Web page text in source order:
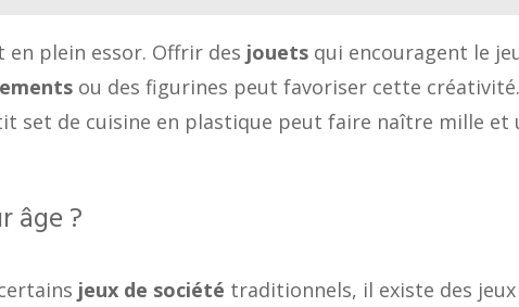
en plein essor. Offrir des jouets qui encouragent le
ou des figurines peut favoriser cette
set de cuisine en plastique peut faire naître mille et
âge ?
jeux de société traditionnels, il existe des jeux